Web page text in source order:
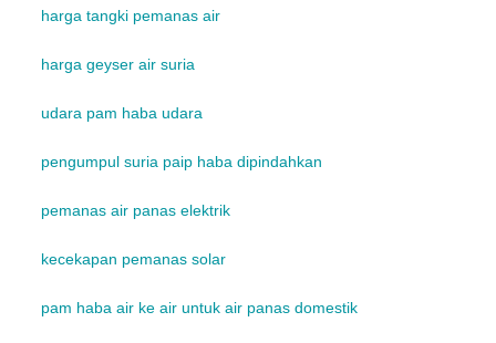
harga tangki pemanas air
harga geyser air suria
udara pam haba udara
pengumpul suria paip haba dipindahkan
pemanas air panas elektrik
kecekapan pemanas solar
pam haba air ke air untuk air panas domestik